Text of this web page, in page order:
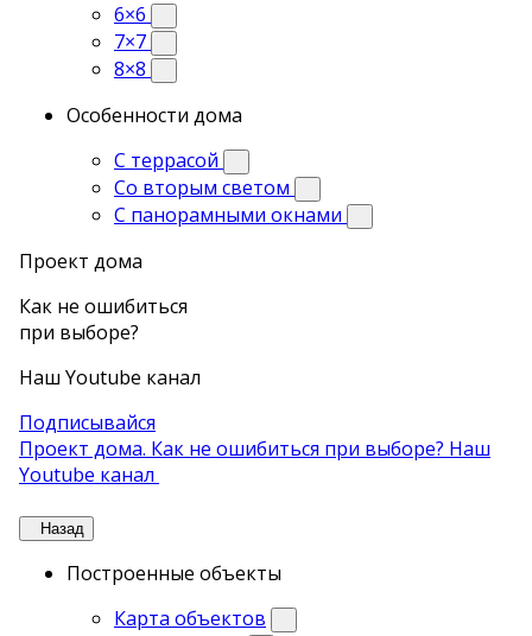
6×6
7×7
8×8
Особенности дома
С террасой
Со вторым светом
С панорамными окнами
Проект дома
Как не ошибиться
при выборе?
Наш Youtube канал
Подписывайся
Проект дома. Как не ошибиться при выборе? Наш
Youtube канал
Назад
Построенные объекты
Карта объектов